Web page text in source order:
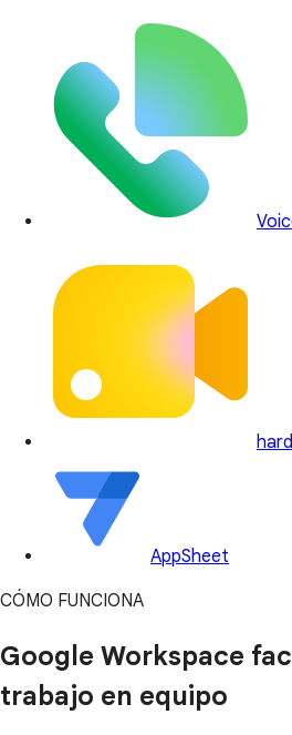
AppSheet
CÓMO FUNCIONA
Google Workspace
trabajo en equipo